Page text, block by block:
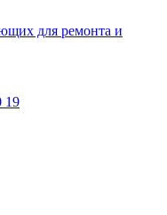
для ремонта и
19